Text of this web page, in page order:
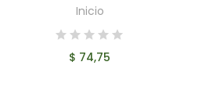
Inicio
$ 74,75